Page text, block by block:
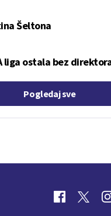
Šeltona
liga ostala bez
Pogledaj sve